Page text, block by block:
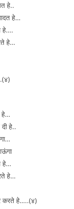
हे..
हे…
हे….
हे…
हे…
हे..
हे…
हे…
करते हे…..(४)